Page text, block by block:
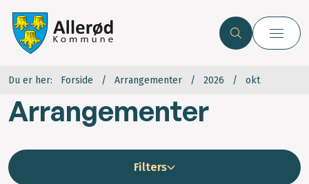
Du er her: Forside Arrangementer 2026 okt
Arrangementer
Filters